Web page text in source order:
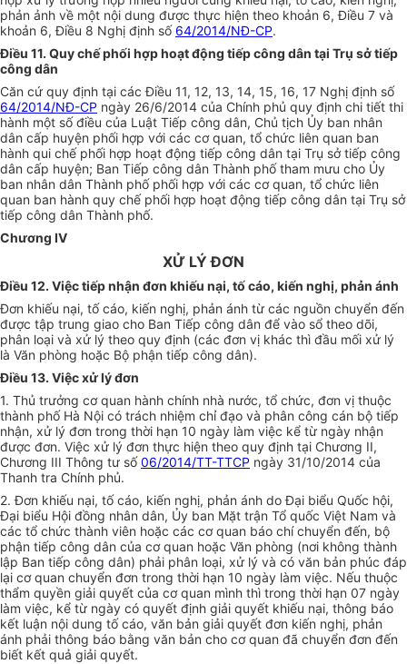
phản ảnh về một nội dung được thực hiện theo khoản 6, Điều 7 và
khoản 6, Điều 8 Nghị định số 64/2014/NĐ-CP.
Điều 11. Quy chế phối hợp hoạt động tiếp công dân tại Trụ sở tiếp
công dân
Căn cứ quy định tại các Điều 11, 12, 13, 14, 15, 16, 17 Nghị định số
64/2014/NĐ-CP ngày 26/6/2014 của Chính phủ quy định chi tiết thi
hành một số điều của Luật Tiếp công dân, Chủ tịch Ủy ban nhân
dân cấp huyện phối hợp với các cơ quan, tổ chức liên quan ban
hành qui chế phối hợp hoạt động tiếp công dân tại Trụ sở tiếp công
dân cấp huyện; Ban Tiếp công dân Thành phố tham mưu cho Ủy
ban nhân dân Thành phố phối hợp với các cơ quan, tổ chức liên
quan ban hành quy chế phối hợp hoạt động tiếp công dân tại Trụ sở
tiếp công dân Thành phố.
Chương IV
XỬ LÝ ĐƠN
Điều 12. Việc tiếp nhận đơn khiếu nại, tố cáo, kiến nghị, phản ánh
Đơn khiếu nại, tố cáo, kiến nghị, phản ánh từ các nguồn chuyển đến
được tập trung giao cho Ban Tiếp công dân để vào sổ theo dõi,
phân loại và xử lý theo quy định (các đơn vị khác thì đầu mối xử lý
là Văn phòng hoặc Bộ phận tiếp công dân).
Điều 13. Việc xử lý đơn
1. Thủ trưởng cơ quan hành chính nhà nước, tổ chức, đơn vị thuộc
thành phố Hà Nội có trách nhiệm chỉ đạo và phân công cán bộ tiếp
nhận, xử lý đơn trong thời hạn 10 ngày làm việc kể từ ngày nhận
được đơn. Việc xử lý đơn thực hiện theo quy định tại Chương II,
Chương III Thông tư số06/2014/TT-TTCP ngày 31/10/2014 của
Thanh tra Chính phủ.
2. Đơn khiếu nại, tố cáo, kiến nghị, phản ánh do Đại biểu Quốc hội,
Đại biểu Hội đồng nhân dân, Ủy ban Mặt trận Tổ quốc Việt Nam và
các tổ chức thành viên hoặc các cơ quan báo chí chuyển đến, bộ
phận tiếp công dân của cơ quan hoặc Văn phòng (nơi không thành
lập Ban tiếp công dân) phải phân loại, xử lý và có văn bản phúc đáp
lại cơ quan chuyển đơn trong thời hạn 10 ngày làm việc. Nếu thuộc
thẩm quyền giải quyết của cơ quan mình thì trong thời hạn 07 ngày
làm việc, kể từ ngày có quyết định giải quyết khiếu nại, thông báo
kết luận nội dung tố cáo, văn bản giải quyết đơn kiến nghị, phản
ánh phải thông báo bằng văn bản cho cơ quan đã chuyển đơn đến
biết kết quả giải quyết.